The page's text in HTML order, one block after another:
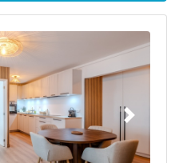
Suivant